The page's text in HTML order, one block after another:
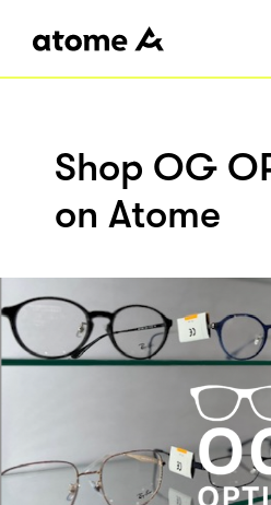
Shop OG
on Atome